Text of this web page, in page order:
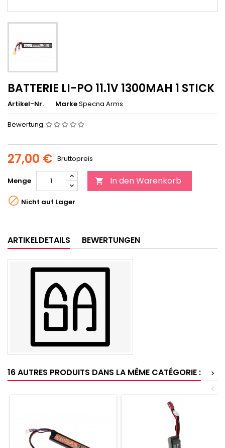
BATTERIE LI-PO 11.1V 1300MAH 1 STICK
Artikel-Nr. MarkeSpecna Arms
Bewertung
27,00 € Bruttopreis
Menge  In den Warenkorb
 Nicht auf Lager
ARTIKELDETAILS BEWERTUNGEN
16 AUTRES PRODUITS DANS LA MÊME CATÉGORIE :
>
<